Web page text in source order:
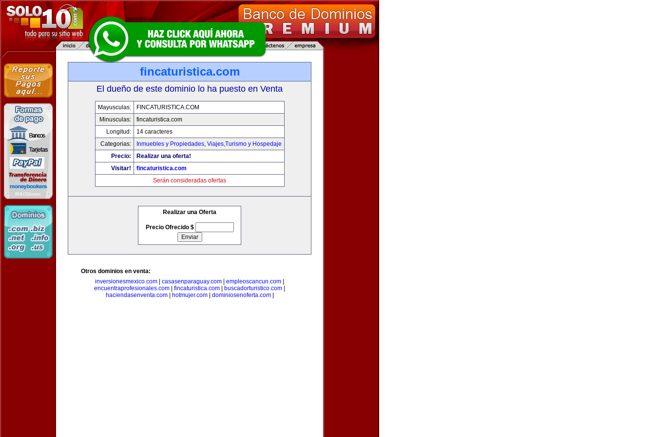
fincaturistica.com
El dueño de este dominio lo ha puesto en Venta
Mayusculas:
FINCATURISTICA.COM
Minusculas:
fincaturistica.com
Longitud:
14 caracteres
Categorias:
Inmuebles y Propiedades, Viajes,Turismo y Hospedaje
Precio:
Realizar una oferta!
Visitar!
fincaturistica.com
Serán consideradas ofertas
Realizar una Oferta
Precio Ofrecido $
Otros dominios en venta:
inversionesmexico.com
casasenparaguay.com empleoscancun.com
encuentraprofesionales.com
fincaturistica.com buscadorturistico.com
haciendasenventa.com| hotmujer.com| dominiosenoferta.com|